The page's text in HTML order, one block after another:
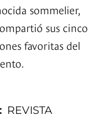
sommelier,
sus cinco
favoritas del
REVISTA